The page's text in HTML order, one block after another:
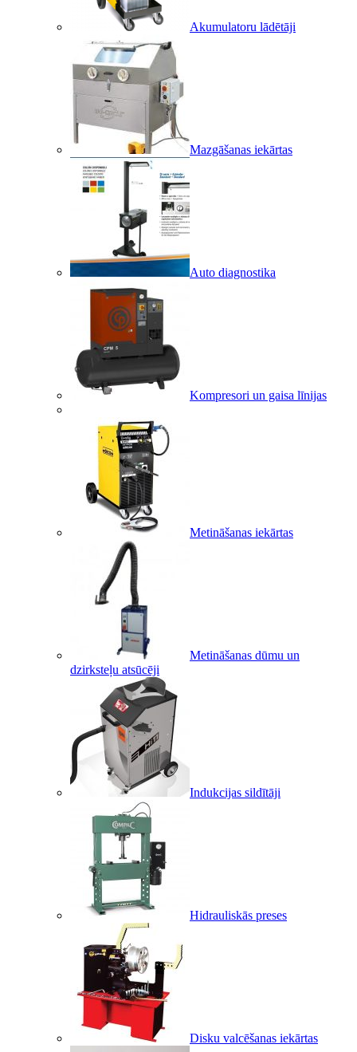
Akumulatoru lādētāji
Mazgāšanas iekārtas
Auto diagnostika
Kompresori un gaisa līnijas
Metināšanas iekārtas
Metināšanas dūmu un
dzirksteļu atsūcēji
Indukcijas sildītāji
Hidrauliskās preses
Disku valcēšanas iekārtas